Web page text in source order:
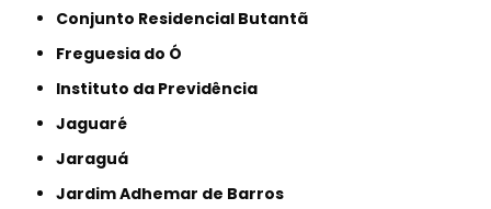
Conjunto Residencial Butantã
Freguesia do Ó
Instituto da Previdência
Jaguaré
Jaraguá
Jardim Adhemar de Barros